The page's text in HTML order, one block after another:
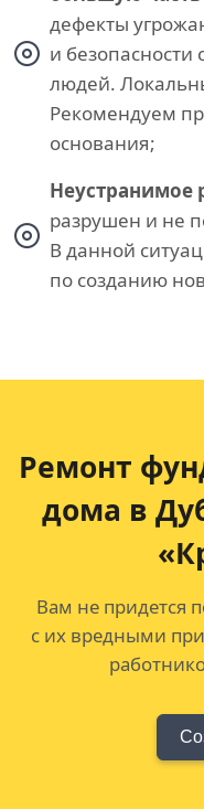
дефекты
и
людей.
Рекомендуем
основания;
Неустранимое
разрушен и не
В данной
по созданию
Ремонт
дома в
Вам не придется
с их вредными